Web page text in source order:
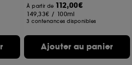
À partir de 112,00€
149,33€ / 100ml
3 contenances disponibles
Ajouter au panier